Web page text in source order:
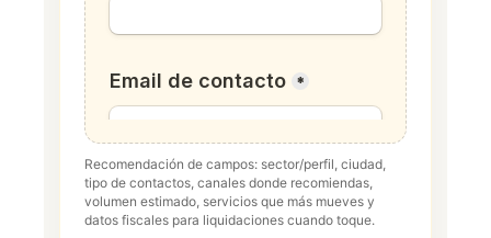
Recomendación de campos: sector/perfil, ciudad,
tipo de contactos, canales donde recomiendas,
volumen estimado, servicios que más mueves y
datos fiscales para liquidaciones cuando toque.